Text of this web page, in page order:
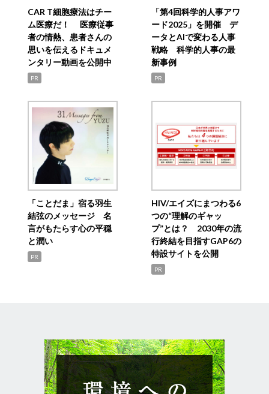
CAR T細胞療法はチー
ム医療だ！ 医療従事
者の情熱、患者さんの
思いを伝えるドキュメ
ンタリー動画を公開中
PR
「第4回科学的人事アワ
ード2025」を開催 デ
ータとAIで変わる人事
戦略 科学的人事の最
新事例
PR
「ことだま」宿る羽生
結弦のメッセージ 名
言がもたらす心の平穏
と潤い
PR
HIV/エイズにまつわる6
つの“理解のギャッ
プ”とは？ 2030年の流
行終結を目指すGAP6の
特設サイトを公開
PR